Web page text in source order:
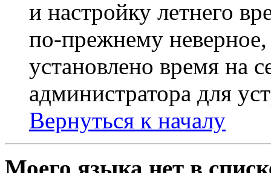
и настройку летнего
по-прежнему неверное,
установлено время на
администратора для
Вернуться к началу